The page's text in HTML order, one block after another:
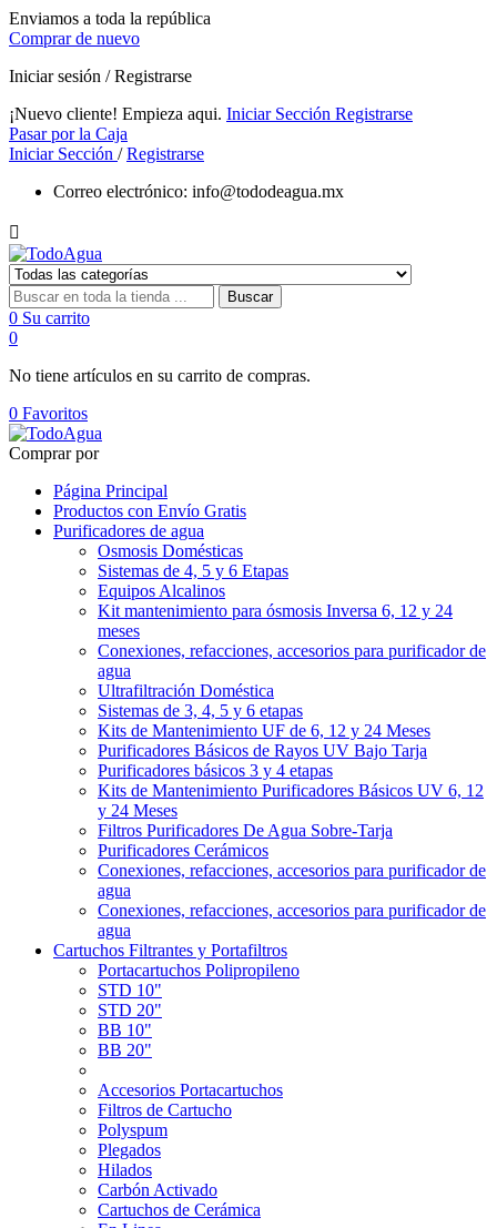
Enviamos a toda la república
Comprar de nuevo
Iniciar sesión / Registrarse
¡Nuevo cliente! Empieza aqui. Iniciar Sección Registrarse
Pasar por la Caja
Iniciar Sección /Registrarse
Correo electrónico: info@tododeagua.mx

Buscar
0 Su carrito
0
No tiene artículos en su carrito de compras.
0 Favoritos
Comprar por
Página Principal
Productos con Envío Gratis
Purificadores de agua
Osmosis Domésticas
Sistemas de 4, 5 y 6 Etapas
Equipos Alcalinos
Kit mantenimiento para ósmosis Inversa 6, 12 y 24
meses
Conexiones, refacciones, accesorios para purificador de
agua
Ultrafiltración Doméstica
Sistemas de 3, 4, 5 y 6 etapas
Kits de Mantenimiento UF de 6, 12 y 24 Meses
Purificadores Básicos de Rayos UV Bajo Tarja
Purificadores básicos 3 y 4 etapas
Kits de Mantenimiento Purificadores Básicos UV 6, 12
y 24 Meses
Filtros Purificadores De Agua Sobre-Tarja
Purificadores Cerámicos
Conexiones, refacciones, accesorios para purificador de
agua
Conexiones, refacciones, accesorios para purificador de
agua
Cartuchos Filtrantes y Portafiltros
Portacartuchos Polipropileno
STD 10"
STD 20"
BB 10"
BB 20"
Accesorios Portacartuchos
Filtros de Cartucho
Polyspum
Plegados
Hilados
Carbón Activado
Cartuchos de Cerámica